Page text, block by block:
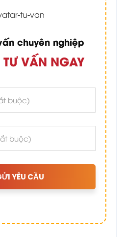
chuyên nghiệp
VẤN NGAY
YÊU CẦU